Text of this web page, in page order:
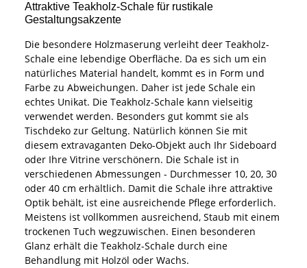
Attraktive Teakholz-Schale für rustikale
Gestaltungsakzente
Die besondere Holzmaserung verleiht deer Teakholz-
Schale eine lebendige Oberfläche. Da es sich um ein
natürliches Material handelt, kommt es in Form und
Farbe zu Abweichungen. Daher ist jede Schale ein
echtes Unikat. Die Teakholz-Schale kann vielseitig
verwendet werden. Besonders gut kommt sie als
Tischdeko zur Geltung. Natürlich können Sie mit
diesem extravaganten Deko-Objekt auch Ihr Sideboard
oder Ihre Vitrine verschönern. Die Schale ist in
verschiedenen Abmessungen - Durchmesser 10, 20, 30
oder 40 cm erhältlich. Damit die Schale ihre attraktive
Optik behält, ist eine ausreichende Pflege erforderlich.
Meistens ist vollkommen ausreichend, Staub mit einem
trockenen Tuch wegzuwischen. Einen besonderen
Glanz erhält die Teakholz-Schale durch eine
Behandlung mit Holzöl oder Wachs.